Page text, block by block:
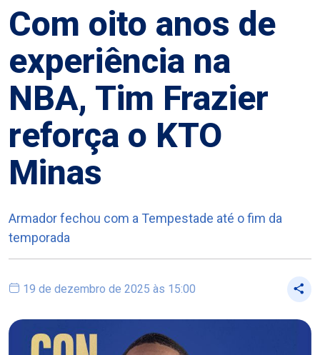
Com oito anos de
experiência na
NBA, Tim Frazier
reforça o KTO
Minas
Armador fechou com a Tempestade até o fim da
temporada
19 de dezembro de 2025 às 15:00